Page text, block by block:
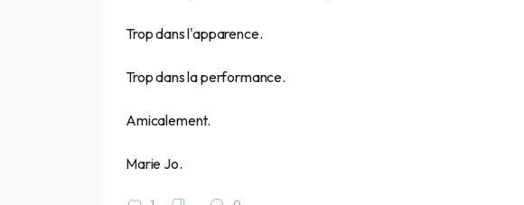
Trop dans l'apparence.
Trop dans la performance.
Amicalement.
Marie Jo.